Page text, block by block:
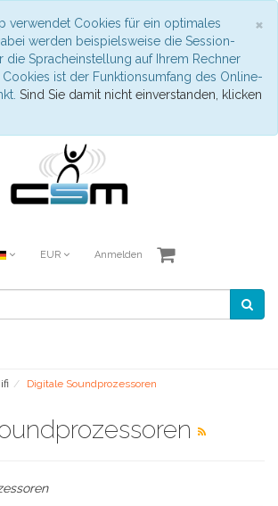
×
verwendet Cookies für ein optimales
werden beispielsweise die Session-
die Spracheinstellung auf Ihrem Rechner
ist der Funktionsumfang des Online-
Sind Sie damit nicht einverstanden, klicken
EUR Anmelden
Digitale Soundprozessoren